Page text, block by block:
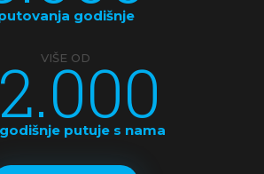
godišnje
VIŠE OD
putuje s nama